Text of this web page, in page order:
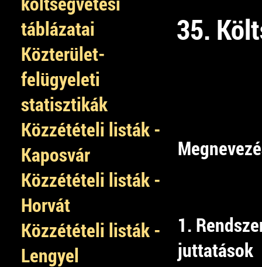
táblázatai
Közterület-
felügyeleti
statisztikák
Közzétételi listák -
Kaposvár
Közzétételi listák -
Horvát
Közzétételi listák -
Lengyel
35.
1.
juttatások